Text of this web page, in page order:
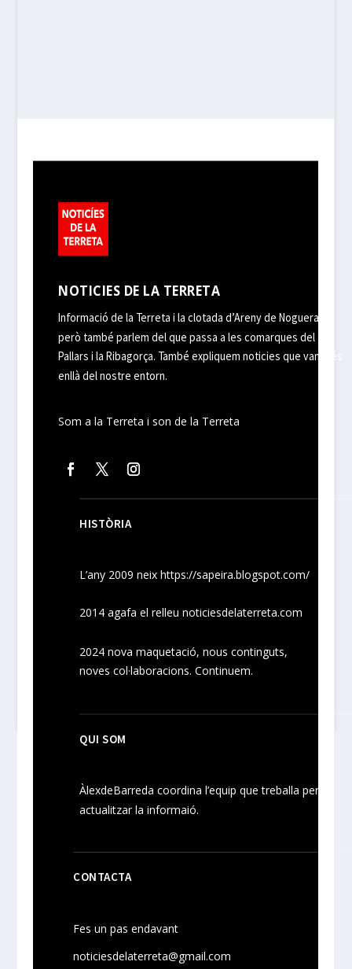
NOTICIES DE LA TERRETA
Informació de la Terreta i la clotada d’Areny de Noguera,
però també parlem del que passa a les comarques del
Pallars i la Ribagorça. També expliquem noticies que van més
enllà del nostre entorn.
Som a la Terreta i son de la Terreta
HISTÒRIA
L’any 2009 neixhttps://sapeira.blogspot.com/
2014 agafa el relleu noticiesdelaterreta.com
2024nova maquetació, nouscontinguts,
novescol·laboracions. Continuem.
QUI SOM
ÀlexdeBarreda coordina l’equip que treballa per
actualitzar la informaió.
CONTACTA
Fes un pas endavant
noticiesdelaterreta@gmail.com